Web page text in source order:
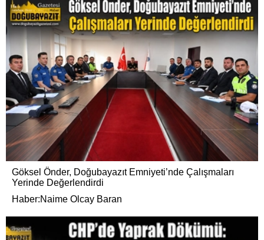
Göksel Önder, Doğubayazıt Emniyeti’nde Çalışmaları
Yerinde Değerlendirdi
Haber:Naime Olcay Baran